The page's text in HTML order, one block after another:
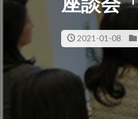
2021-01-08